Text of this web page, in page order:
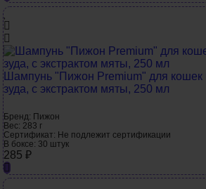
Шампунь "Пижон Premium" для кошек
зуда, с экстрактом мяты, 250 мл
Бренд: Пижон
Вес: 283 г
Сертификат: Не подлежит сертификации
В боксе: 30 штук
285₽